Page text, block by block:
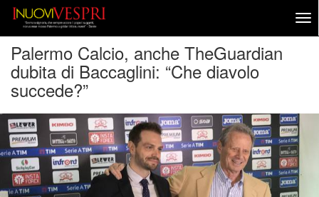
Palermo Calcio, anche TheGuardian
dubita di Baccaglini: “Che diavolo
succede?”